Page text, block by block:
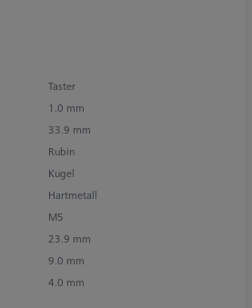
Taster
1.0 mm
33.9 mm
Rubin
Kugel
Hartmetall
M5
23.9 mm
9.0 mm
4.0 mm